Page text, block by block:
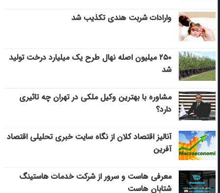
وارادات شربت هندی تکذیب شد
۲۵۰ میلیون اصله نهال طرح یک میلیارد درخت تولید
شد
مشاوره با بهترین وکیل ملکی در تهران چه تاثیری
دارد؟
آنالیز اقتصاد کلان از نگاه سایت خبری تحلیلی اقتصاد
آفرین
معرفی هاست و سرور از شرکت خدمات هاستینگ
شتابان هاست